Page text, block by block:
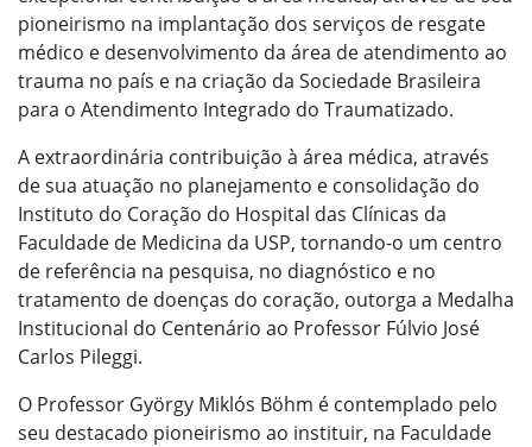
pioneirismo na implantação dos serviços de resgate
médico e desenvolvimento da área de atendimento ao
trauma no país e na criação da Sociedade Brasileira
para o Atendimento Integrado do Traumatizado.
A extraordinária contribuição à área médica, através
de sua atuação no planejamento e consolidação do
Instituto do Coração do Hospital das Clínicas da
Faculdade de Medicina da USP, tornando-o um centro
de referência na pesquisa, no diagnóstico e no
tratamento de doenças do coração, outorga a Medalha
Institucional do Centenário ao Professor Fúlvio José
Carlos Pileggi.
O Professor György Miklós Böhm é contemplado pelo
seu destacado pioneirismo ao instituir, na Faculdade